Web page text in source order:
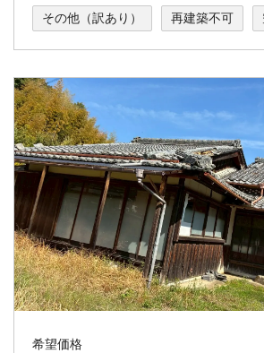
その他（訳あり） 再建築不可
希望価格